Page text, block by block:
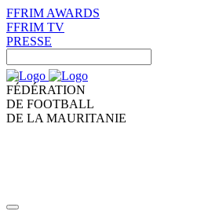
FFRIM AWARDS
FFRIM TV
PRESSE
FÉDÉRATION
DE FOOTBALL
DE LA MAURITANIE